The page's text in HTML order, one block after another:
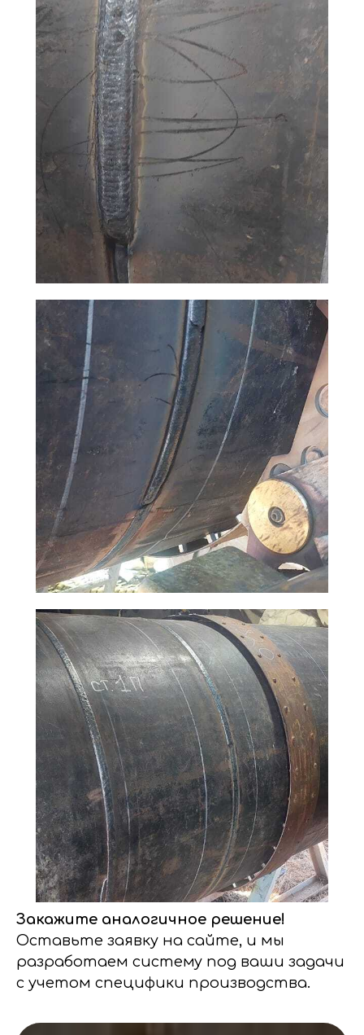
Закажите аналогичное решение!
Оставьте заявку на сайте, и мы
разработаем систему под ваши задачи
с учетом специфики производства.